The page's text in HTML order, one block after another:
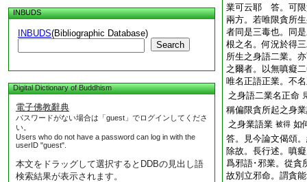
INBUDS
INBUDS(Bibliographic Database)
Search
Digital Dictionary of Buddhism
電子佛教辭典
パスワードがない場合は「guest」でログインしてくださ
い。
Users who do not have a password can log in with the
userID "guest".
本文をドラッグして選択するとDDBの見出し語
検索結果が表示されます。
業可云耶 答。可限
兩方。若唯限貪所
者同是三毒也。同
根之名。何況於得
所生之身語二業。
之爾者。以無嗔癡
唯名正語正業。不
之身語二業名正命
稱偏限貪所起之身
之身業語業 被得 如
答。見今論文偈頌
除故。長行述。嗔
爲邪語･邪業。從貪
故別立邪命。謂貪